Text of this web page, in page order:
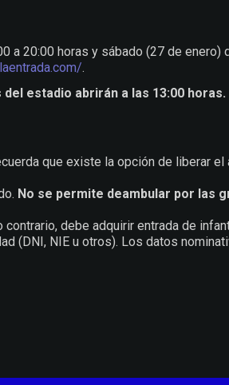
a 20:00 horas y sábado (27 de enero)
.
estadio abrirán a las 13:00 horas.
que existe la opción de liberar
No se permite deambular por las
debe adquirir entrada de
(DNI, NIE u otros). Los datos